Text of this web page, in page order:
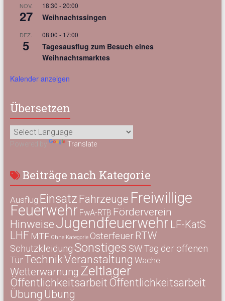
NOV.
27
18:30 -20:00
Weihnachtssingen
DEZ.
5
08:00 - 17:00
Tagesausflug zum Besuch eines
Weihnachtsmarktes
Kalender anzeigen
Übersetzen
Powered by Translate
Beiträge nach Kategorie
Ausflug Einsatz Fahrzeuge Freiwillige
Feuerwehr FwA-RTB Förderverein
HinweiseJugendfeuerwehr LF-KatS
LHF MTF Ohne Kategorie Osterfeuer RTW
SchutzkleidungSonstiges SWTag der offenen
TürTechnikVeranstaltung Wache
Wetterwarnung Zeltlager
Öffentlichkeitsarbeit Öffentlichkeitsarbeit
Übung Übung